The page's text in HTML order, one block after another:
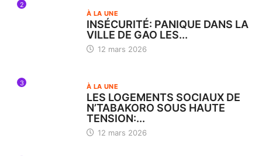
2
À LA UNE
INSÉCURITÉ: PANIQUE DANS LA
VILLE DE GAO LES...
12 mars 2026
3 À LA UNE
LES LOGEMENTS SOCIAUX DE
N’TABAKORO SOUS HAUTE
TENSION:...
12 mars 2026